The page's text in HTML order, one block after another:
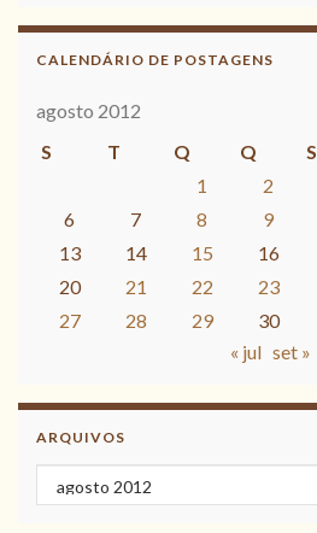
CALENDÁRIO DE POSTAGENS
agosto 2012
S
T Q Q S
1
2
6
7 8 9
13
14 15 16
20
21 22 23
27
28 29 30
« jul set »
ARQUIVOS
Arquivos